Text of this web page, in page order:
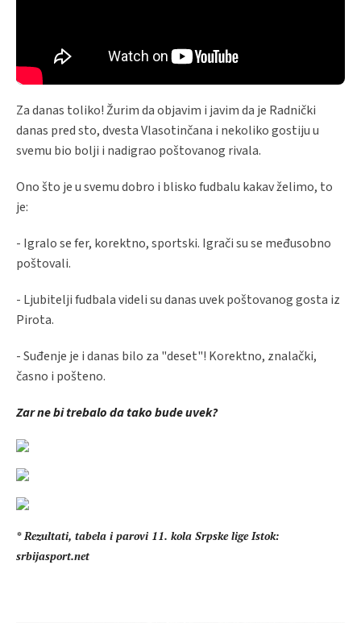
Za danas toliko! Žurim da objavim i javim da je Radnički
danas pred sto, dvesta Vlasotinčana i nekoliko gostiju u
svemu bio bolji i nadigrao poštovanog rivala.
Ono što je u svemu dobro i blisko fudbalu kakav želimo, to
je:
- Igralo se fer, korektno, sportski. Igrači su se međusobno
poštovali.
- Ljubitelji fudbala videli su danas uvek poštovanog gosta iz
Pirota.
- Suđenje je i danas bilo za "deset"! Korektno, znalački,
časno i pošteno.
Zar ne bi trebalo da tako bude uvek?
* Rezultati, tabela i parovi 11. kola Srpske lige Istok:
srbijasport.net